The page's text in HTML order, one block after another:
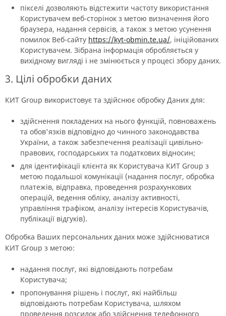
пікселі дозволяють відстежити частоту використання
Користувачем веб-сторінок з метою визначення його
браузера, надання сервісів, а також з метою усунення
помилок Веб-сайту https://kyt-obmin.te.ua/, ініційованих
Користувачем. Зібрана інформація обробляється у
вихідному вигляді і не змінюється у процесі збору даних.
3. Цілі обробки даних
КИТ Group використовує та здійснює обробку Даних для:
здійснення покладених на нього функцій, повноважень
та обов'язків відповідно до чинного законодавства
України, а також забезпечення реалізації цивільно-
правових, господарських та податкових відносин;
для ідентифікації клієнта як Користувача КИТ Group з
метою подальшої комунікації (надання послуг, обробка
платежів, відправка, проведення розрахункових
операцій, ведення обліку, аналізу активності,
управління трафіком, аналізу інтересів Користувачів,
публікації відгуків).
Обробка Ваших персональних даних може здійснюватися
КИТ Group з метою:
надання послуг, які відповідають потребам
Користувача;
пропонування рішень і послуг, які найбільш
відповідають потребам Користувача, шляхом
проведення розсилок або здійснення телефонного